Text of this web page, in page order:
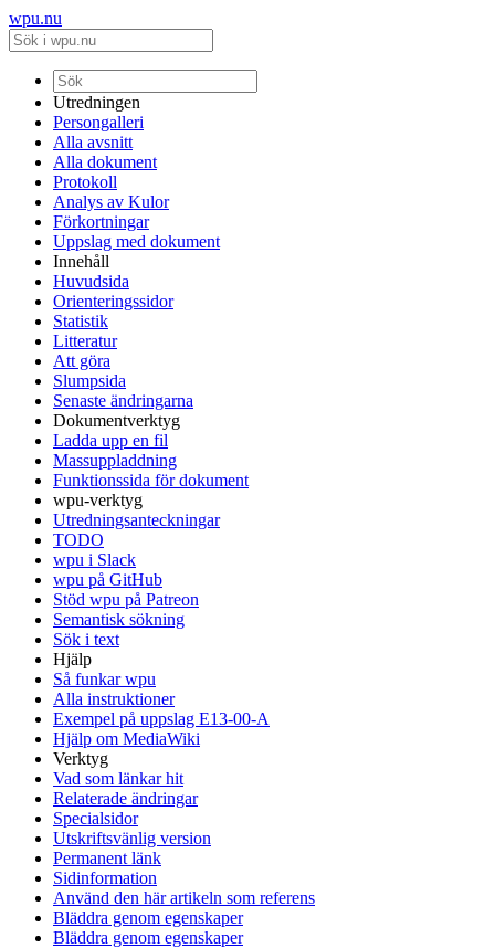
wpu.nu
Utredningen
Persongalleri
Alla avsnitt
Alla dokument
Protokoll
Analys av Kulor
Förkortningar
Uppslag med dokument
Innehåll
Huvudsida
Orienteringssidor
Statistik
Litteratur
Att göra
Slumpsida
Senaste ändringarna
Dokumentverktyg
Ladda upp en fil
Massuppladdning
Funktionssida för dokument
wpu-verktyg
Utredningsanteckningar
TODO
wpu i Slack
wpu på GitHub
Stöd wpu på Patreon
Semantisk sökning
Sök i text
Hjälp
Så funkar wpu
Alla instruktioner
Exempel på uppslag E13-00-A
Hjälp om MediaWiki
Verktyg
Vad som länkar hit
Relaterade ändringar
Specialsidor
Utskriftsvänlig version
Permanent länk
Sidinformation
Använd den här artikeln som referens
Bläddra genom egenskaper
Bläddra genom egenskaper